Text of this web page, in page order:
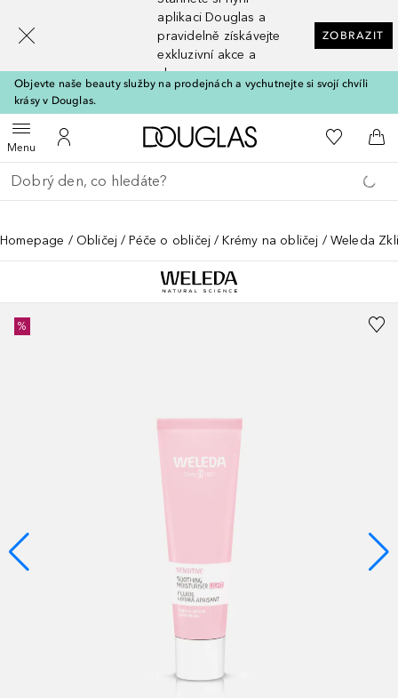
aplikaci Douglas a
pravidelně získávejte
exkluzivní akce a
slevy
ZOBRAZIT
Objevte naše beauty služby na prodejnách a vychutnejte si svojí chvíli
krásy v Douglas.
MenuOtevřít menuK mému účtu
Domů K mému
Do
Vraťte se
Proveďte vyhledávání
Homepage Obličej Péče o obličej Krémy na obličej Weleda
%
[navigation.slideout.screenreader]